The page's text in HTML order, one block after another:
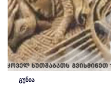
გუნია